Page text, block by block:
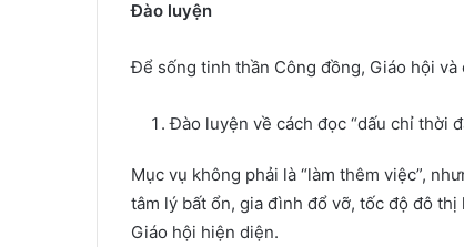
Đào luyện
Để sống tinh thần Công đồng, Giáo hội
Đào luyện về cách đọc “dấu chỉ thời
Mục vụ không phải là “làm thêm việc”,
tâm lý bất ổn, gia đình đổ vỡ, tốc độ đô
Giáo hội hiện diện.